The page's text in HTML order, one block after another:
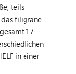
teils
filigrane
17
in einer